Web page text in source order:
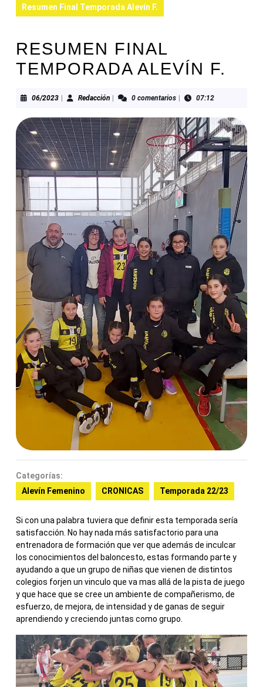
Resumen Final Temporada Alevín F.
RESUMEN FINAL
TEMPORADA ALEVÍN F.
06/202306/2023RedacciónRedacción0 comentarios 07:12
Categorías:
Alevín Femenino
CRONICAS Temporada 22/23
Si con una palabra tuviera que definir esta temporada sería
satisfacción. No hay nada más satisfactorio para una
entrenadora de formación que ver que además de inculcar
los conocimientos del baloncesto, estas formando parte y
ayudando a que un grupo de niñas que vienen de distintos
colegios forjen un vinculo que va mas allá de la pista de juego
y que hace que se cree un ambiente de compañerismo, de
esfuerzo, de mejora, de intensidad y de ganas de seguir
aprendiendo y creciendo juntas como grupo.